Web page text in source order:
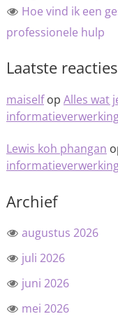
Hoe vind ik een
professionele hulp
Laatste reacties
maiselfop Alles wat
Lewis koh phangan
Archief
augustus 2026
juli 2026
juni 2026
mei 2026